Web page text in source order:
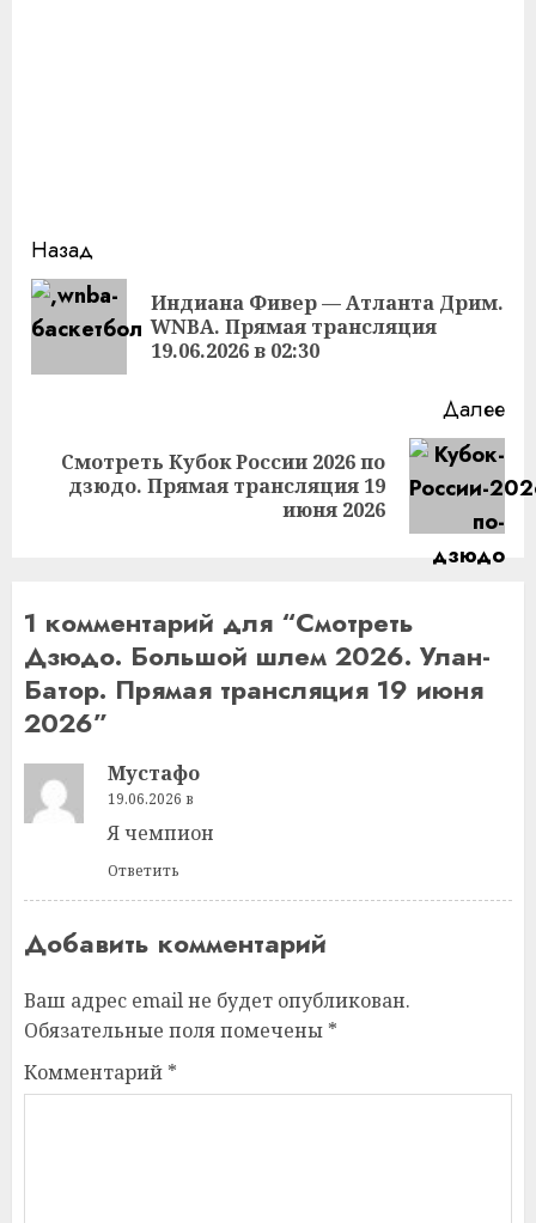
Продолжить
чтение
Назад
Индиана Фивер — Атланта Дрим.
WNBA. Прямая трансляция
19.06.2026 в 02:30
Далее
Следующая
Смотреть Кубок России 2026 по
дзюдо. Прямая трансляция 19
июня 2026
1 комментарий для “Смотреть
Дзюдо. Большой шлем 2026. Улан-
Батор. Прямая трансляция 19 июня
2026”
Мустафо
19.06.2026 в
Я чемпион
Ответить
Добавить комментарий
Ваш адрес email не будет опубликован.
Обязательные поля помечены *
Комментарий *